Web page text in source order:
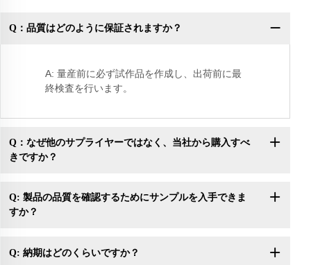
Q：品質はどのように保証されますか？
A: 量産前に必ず試作品を作成し、出荷前に最
終検査を行います。
Q：なぜ他のサプライヤーではなく、当社から購入すべ
きですか？
Q: 製品の品質を確認するためにサンプルを入手できま
すか？
Q: 納期はどのくらいですか？